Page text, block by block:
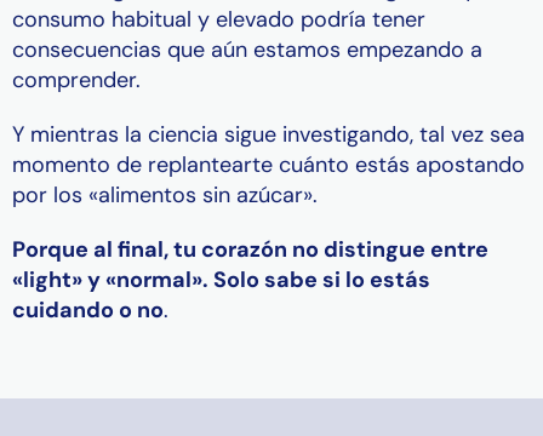
consumo habitual y elevado podría tener
consecuencias que aún estamos empezando a
comprender.
Y mientras la ciencia sigue investigando, tal vez sea
momento de replantearte cuánto estás apostando
por los «alimentos sin azúcar».
Porque al final, tu corazón no distingue entre
«light» y «normal». Solo sabe si lo estás
cuidando o no.